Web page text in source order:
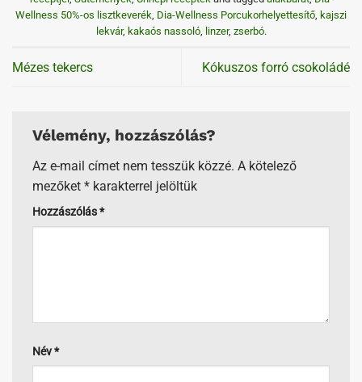
Wellness 50%-os lisztkeverék, Dia-Wellness Porcukorhelyettesítő, kajszi
lekvár, kakaós nassoló, linzer, zserbó.
Mézes tekercs Kókuszos forró csokoládé
Vélemény, hozzászólás?
Az e-mail címet nem tesszük közzé. A kötelező
mezőket * karakterrel jelöltük
Hozzászólás*
Név*